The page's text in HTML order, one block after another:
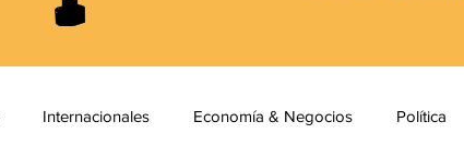
Internacionales Economía & Negocios Política